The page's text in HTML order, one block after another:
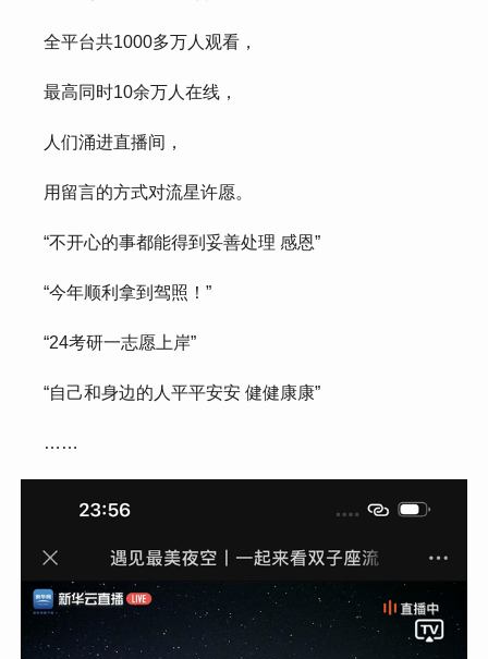
全平台共1000多万人观看，
最高同时10余万人在线，
人们涌进直播间，
用留言的方式对流星许愿。
“不开心的事都能得到妥善处理 感恩”
“今年顺利拿到驾照！”
“24考研一志愿上岸”
“自己和身边的人平平安安 健健康康”
……